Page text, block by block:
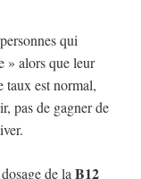
qui
» alors que leur
taux est normal,
pas de gagner de
de la B12